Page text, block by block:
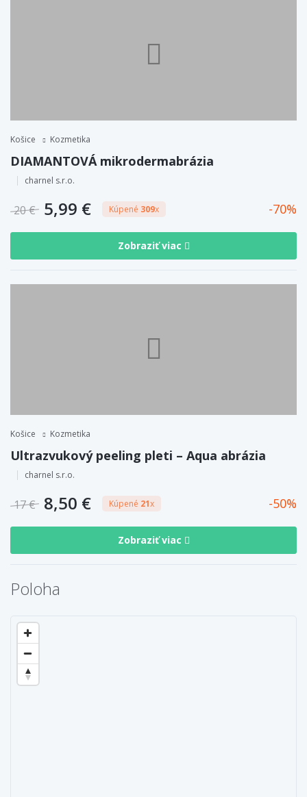
Košice Kozmetika
DIAMANTOVÁ mikrodermabrázia
charnel s.r.o.
20 € 5,99 € Kúpené 309x 70
Zobraziť viac
Košice Kozmetika
Ultrazvukový peeling pleti – Aqua abrázia
charnel s.r.o.
17 € 8,50 € Kúpené 21x 50
Zobraziť viac
Poloha